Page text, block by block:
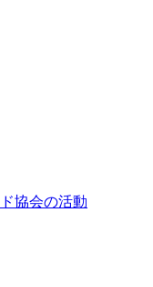
協会の活動